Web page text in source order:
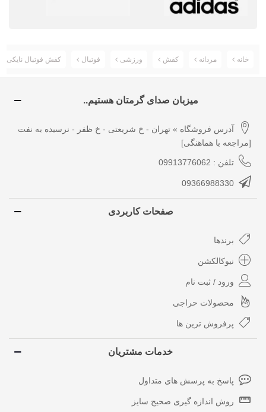
خانه مردانه کفش ورزشی فوتبال کفش فوتبال نایکی Hypervenom Phatal II FG
میزبان صدای گرمتان هستیم..
آدرس فروشگاه » تهران - خ شریعتی - خ ظفر - نرسیده به نفت
[مراجعه با هماهنگی]
تلفن : 09913776062
09366988330
صفحات کاربردی
برندها
نیوکالکشن
ورود / ثبت نام
محصولات حراجی
پرفروش ترین ها
خدمات مشتریان
پاسخ به پرسش های متداول
روش اندازه گیری صحیح سایز